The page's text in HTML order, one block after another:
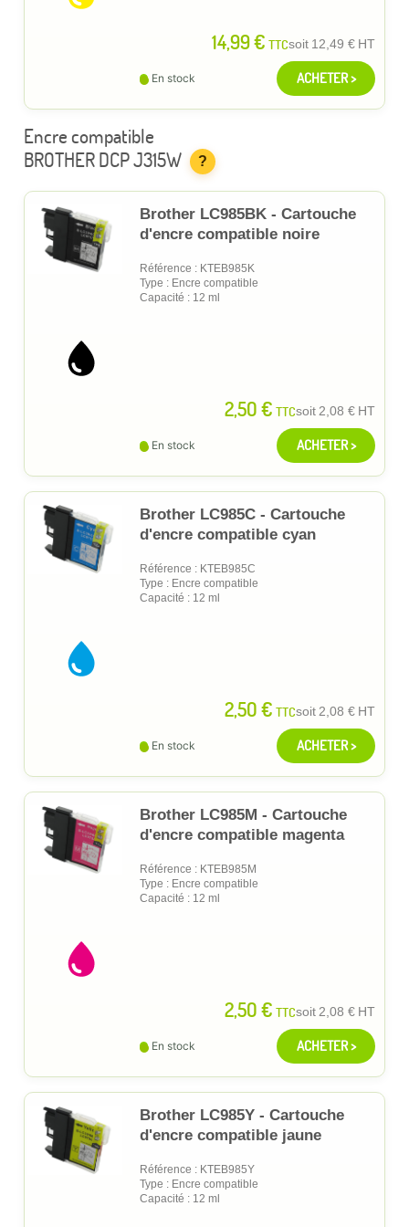
14,99 € TTCsoit 12,49 € HT
En stock ACHETER >
Encre compatible
BROTHER DCP J315W
?
Brother LC985BK - Cartouche
d'encre compatible noire
Référence : KTEB985K
Type : Encre compatible
Capacité : 12 ml
2,50 € TTCsoit2,08 € HT
En stock ACHETER >
Brother LC985C - Cartouche
d'encre compatible cyan
Référence : KTEB985C
Type : Encre compatible
Capacité : 12 ml
2,50 € TTCsoit2,08 € HT
En stock ACHETER >
Brother LC985M - Cartouche
d'encre compatible magenta
Référence : KTEB985M
Type : Encre compatible
Capacité : 12 ml
2,50 € TTCsoit2,08 € HT
En stock ACHETER >
Brother LC985Y - Cartouche
d'encre compatible jaune
Référence : KTEB985Y
Type : Encre compatible
Capacité : 12 ml